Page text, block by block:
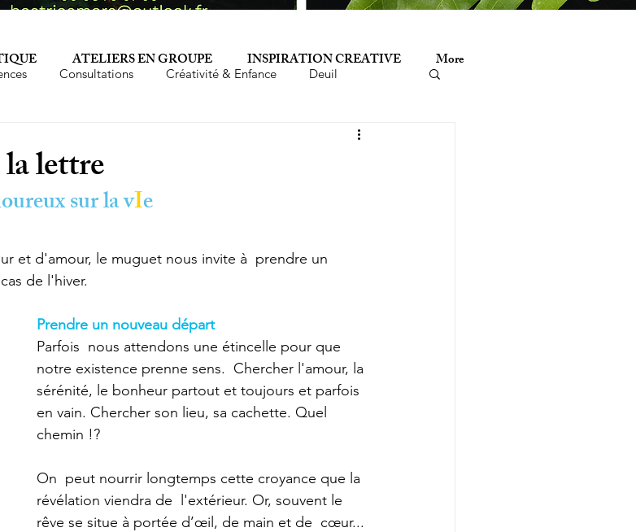
Consultations Créativité & Enfance Deuil
Histoire
Perversion narcissique
Société Stress Surdouance Transgénérationnel
Winnicott
lettre
sur la vIe
et d'amour, le muguet nous invite à  prendre un
de l'hiver.
Prendre un nouveau départ
Parfois  nous attendons une étincelle pour que
notre existence prenne sens.  Chercher l'amour, la
sérénité, le bonheur partout et toujours et parfois
en vain. Chercher son lieu, sa cachette. Quel
chemin !?
On  peut nourrir longtemps cette croyance que la
révélation viendra de  l'extérieur. Or, souvent le
rêve se situe à portée d’œil, de main et de  cœur...
ATELIERS EN GROUPE INSPIRATION CREATIVE More